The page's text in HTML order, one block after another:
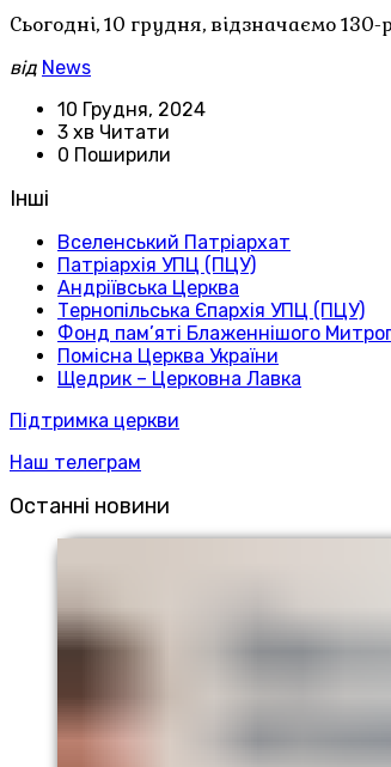
Сьогодні, 10 грудня, відзначаємо
від News
10 Грудня, 2024
3 хв Читати
0 Поширили
Інші
Вселенський Патріархат
Патріархія УПЦ (ПЦУ)
Андріївська Церква
Тернопільська Єпархія УПЦ (ПЦУ)
Фонд пам’яті Блаженнішого
Помісна Церква України
Щедрик – Церковна Лавка
Підтримка церкви
Наш телеграм
Останні новини